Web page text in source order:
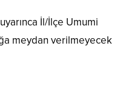
İl/İlçe Umumi
meydan verilmeyecek